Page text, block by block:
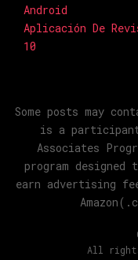
Android
Aplicación De
10
Some posts may
is a participant
Associates
program
earn advertising
All